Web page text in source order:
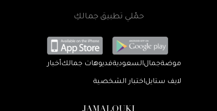
حمّلي تطبيق جمالكِ
موضةجمالالسعوديةفديوهات جمالكأخبار
لايف ستايلاختبار الشخصية